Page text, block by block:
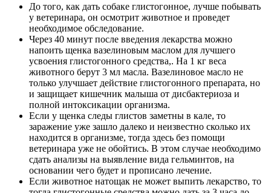
До того, как дать собаке глистогонное, лучше побывать
у ветеринара, он осмотрит животное и проведет
необходимое обследование.
Через 40 минут после введения лекарства можно
напоить щенка вазелиновым маслом для лучшего
усвоения глистогонного средства,. На 1 кг веса
животного берут 3 мл масла. Вазелиновое масло не
только улучшает действие глистогонного препарата, но
и защищает кишечник малыша от дисбактериоза и
полной интоксикации организма.
Если у щенка следы глистов заметны в кале, то
заражение уже зашло далеко и неизвестно сколько их
находится в организме, тогда здесь без помощи
ветеринара уже не обойтись. В этом случае необходимо
сдать анализы на выявление вида гельминтов, на
основании чего будет и прописано лечение.
Если животное натощак не может выпить лекарство, то